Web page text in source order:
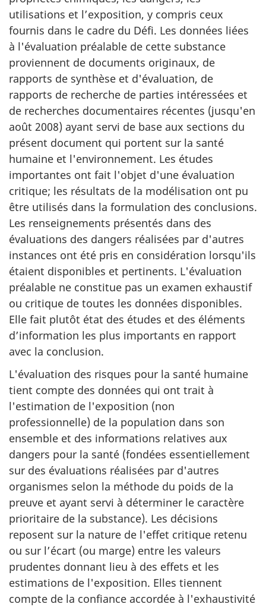
utilisations et l’exposition, y compris ceux
fournis dans le cadre du Défi. Les données liées
à l'évaluation préalable de cette substance
proviennent de documents originaux, de
rapports de synthèse et d'évaluation, de
rapports de recherche de parties intéressées et
de recherches documentaires récentes (jusqu'en
août 2008) ayant servi de base aux sections du
présent document qui portent sur la santé
humaine et l'environnement. Les études
importantes ont fait l'objet d'une évaluation
critique; les résultats de la modélisation ont pu
être utilisés dans la formulation des conclusions.
Les renseignements présentés dans des
évaluations des dangers réalisées par d'autres
instances ont été pris en considération lorsqu'ils
étaient disponibles et pertinents. L'évaluation
préalable ne constitue pas un examen exhaustif
ou critique de toutes les données disponibles.
Elle fait plutôt état des études et des éléments
d’information les plus importants en rapport
avec la conclusion.
L'évaluation des risques pour la santé humaine
tient compte des données qui ont trait à
l'estimation de l'exposition (non
professionnelle) de la population dans son
ensemble et des informations relatives aux
dangers pour la santé (fondées essentiellement
sur des évaluations réalisées par d'autres
organismes selon la méthode du poids de la
preuve et ayant servi à déterminer le caractère
prioritaire de la substance). Les décisions
reposent sur la nature de l'effet critique retenu
ou sur l’écart (ou marge) entre les valeurs
prudentes donnant lieu à des effets et les
estimations de l'exposition. Elles tiennent
compte de la confiance accordée à l'exhaustivité